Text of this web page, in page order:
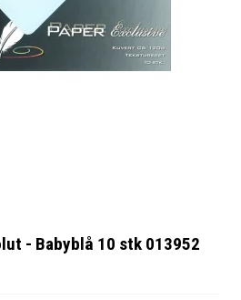
- Babyblå 10 stk 013952